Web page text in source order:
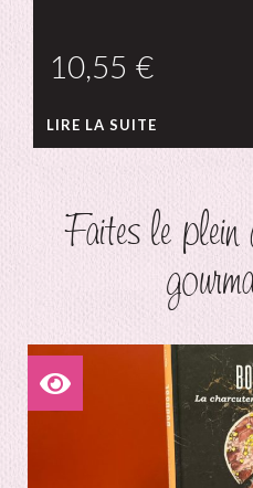
€
LIRE LA SUITE
Faites le plein